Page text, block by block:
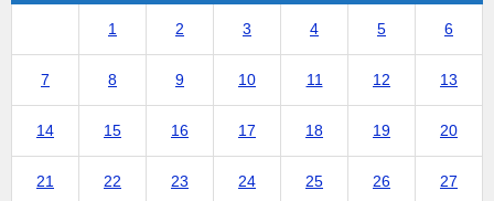
1 2 3 4 5 6
7 8 9 10 11 12 13
14 15 16 17 18 19 20
21 22 23 24 25 26 27